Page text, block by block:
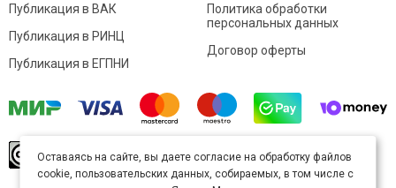
Публикация в ВАК
Публикация в РИНЦ
Публикация в ЕГПНИ
Политика обработки
персональных данных
Договор оферты
произведение доступно полицензии Creative
Commons «Attribution» («Атрибуция») 4.0
Оставаясь на сайте, вы даете согласие на обработку файлов
cookie, пользовательских данных, собираемых, в том числе с